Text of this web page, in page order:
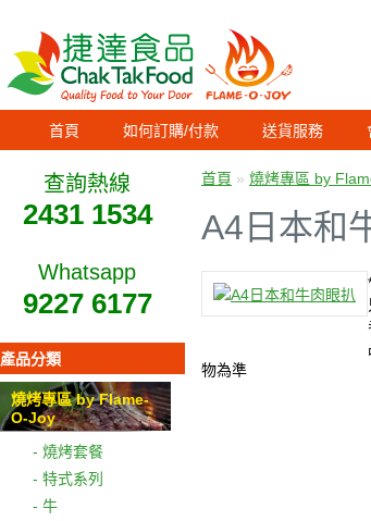
首頁
如何訂購/付款 送貨服務
查詢熱線
2431 1534
Whatsapp
9227 6177
產品分類
燒烤專區 by Flame-
O-Joy
- 燒烤套餐
- 特式系列
- 牛
首頁 » 燒烤專區 by
A4日本和
物為準